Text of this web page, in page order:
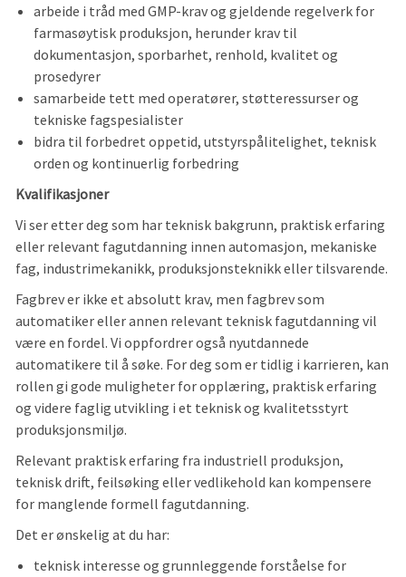
arbeide i tråd med GMP-krav og gjeldende regelverk for
farmasøytisk produksjon, herunder krav til
dokumentasjon, sporbarhet, renhold, kvalitet og
prosedyrer
samarbeide tett med operatører, støtteressurser og
tekniske fagspesialister
bidra til forbedret oppetid, utstyrspålitelighet, teknisk
orden og kontinuerlig forbedring
Kvalifikasjoner
Vi ser etter deg som har teknisk bakgrunn, praktisk erfaring
eller relevant fagutdanning innen automasjon, mekaniske
fag, industrimekanikk, produksjonsteknikk eller tilsvarende.
Fagbrev er ikke et absolutt krav, men fagbrev som
automatiker eller annen relevant teknisk fagutdanning vil
være en fordel. Vi oppfordrer også nyutdannede
automatikere til å søke. For deg som er tidlig i karrieren, kan
rollen gi gode muligheter for opplæring, praktisk erfaring
og videre faglig utvikling i et teknisk og kvalitetsstyrt
produksjonsmiljø.
Relevant praktisk erfaring fra industriell produksjon,
teknisk drift, feilsøking eller vedlikehold kan kompensere
for manglende formell fagutdanning.
Det er ønskelig at du har:
teknisk interesse og grunnleggende forståelse for